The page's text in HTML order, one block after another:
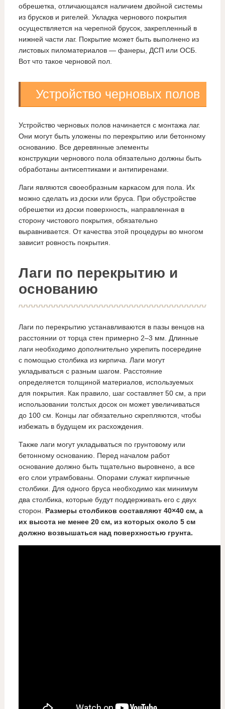
обрешетка, отличающаяся наличием двойной системы
из брусков и ригелей. Укладка чернового покрытия
осуществляется на черепной брусок, закрепленный в
нижней части лаг. Покрытие может быть выполнено из
листовых пиломатериалов — фанеры, ДСП или ОСБ.
Вот что такое черновой пол.
Устройство черновых полов
Устройство черновых полов начинается с монтажа лаг.
Они могут быть уложены по перекрытию или бетонному
основанию. Все деревянные элементы
конструкции чернового пола обязательно должны быть
обработаны антисептиками и антипиренами.
Лаги являются своеобразным каркасом для пола. Их
можно сделать из доски или бруса. При обустройстве
обрешетки из доски поверхность, направленная в
сторону чистового покрытия, обязательно
выравнивается. От качества этой процедуры во многом
зависит ровность покрытия.
Лаги по перекрытию и
основанию
Лаги по перекрытию устанавливаются в пазы венцов на
расстоянии от торца стен примерно 2–3 мм. Длинные
лаги необходимо дополнительно укрепить посередине
с помощью столбика из кирпича. Лаги могут
укладываться с разным шагом. Расстояние
определяется толщиной материалов, используемых
для покрытия. Как правило, шаг составляет 50 см, а при
использовании толстых досок он может увеличиваться
до 100 см. Концы лаг обязательно скрепляются, чтобы
избежать в будущем их расхождения.
Также лаги могут укладываться по грунтовому или
бетонному основанию. Перед началом работ
основание должно быть тщательно выровнено, а все
его слои утрамбованы. Опорами служат кирпичные
столбики. Для одного бруса необходимо как минимум
два столбика, которые будут поддерживать его с двух
сторон. Размеры столбиков составляют 40×40 см, а
их высота не менее 20 см, из которых около 5 см
должно возвышаться над поверхностью грунта.